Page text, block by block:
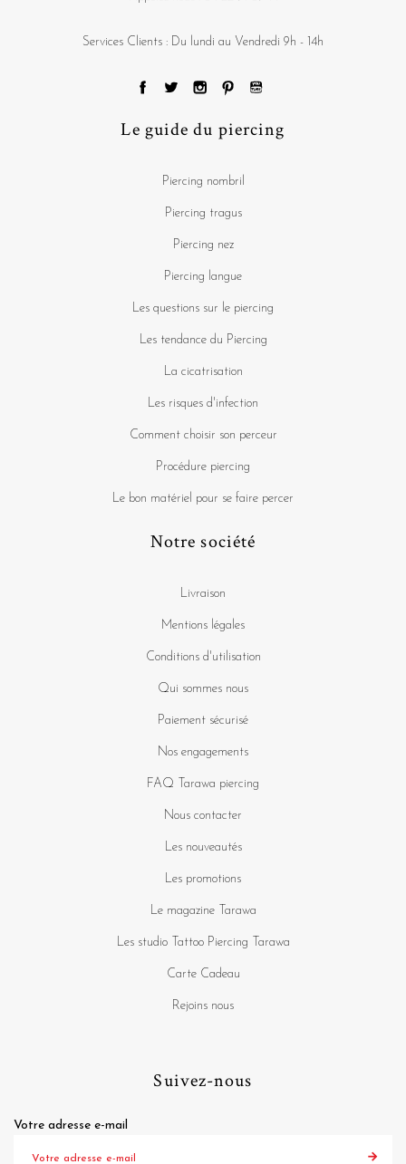
Services Clients : Du lundi au Vendredi 9h - 14h
Le guide du piercing
Piercing nombril
Piercing tragus
Piercing nez
Piercing langue
Les questions sur le piercing
Les tendance du Piercing
La cicatrisation
Les risques d'infection
Comment choisir son perceur
Procédure piercing
Le bon matériel pour se faire percer
Notre société
Livraison
Mentions légales
Conditions d'utilisation
Qui sommes nous
Paiement sécurisé
Nos engagements
FAQ Tarawa piercing
Nous contacter
Les nouveautés
Les promotions
Le magazine Tarawa
Les studio Tattoo Piercing Tarawa
Carte Cadeau
Rejoins nous
Suivez-nous
Votre adresse e-mail